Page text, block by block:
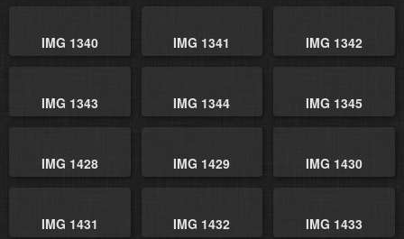
IMG 1340 IMG 1341 IMG 1342
IMG 1343 IMG 1344 IMG 1345
IMG 1428 IMG 1429 IMG 1430
IMG 1431 IMG 1432 IMG 1433